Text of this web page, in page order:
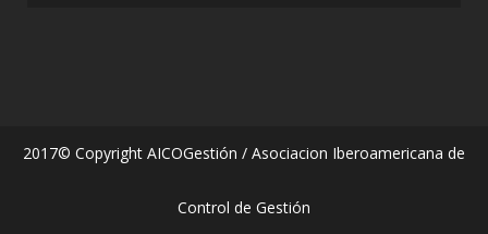
2017© Copyright AICOGestión / Asociacion Iberoamericana de
Control de Gestión